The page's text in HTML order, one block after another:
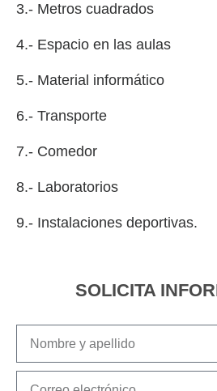
3.- Metros cuadrados
4.- Espacio en las aulas
5.- Material informático
6.- Transporte
7.- Comedor
8.- Laboratorios
9.- Instalaciones deportivas.
SOLICITA